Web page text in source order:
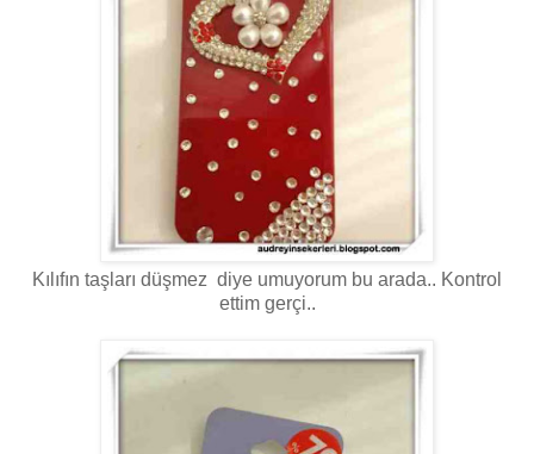
Kılıfın taşları düşmez diye umuyorum bu arada.. Kontrol
ettim gerçi..